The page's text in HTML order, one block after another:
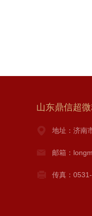
山东鼎信超
地址：济南
邮箱：
传真：